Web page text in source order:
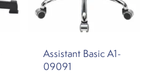
Assistant Basic A1-
09091